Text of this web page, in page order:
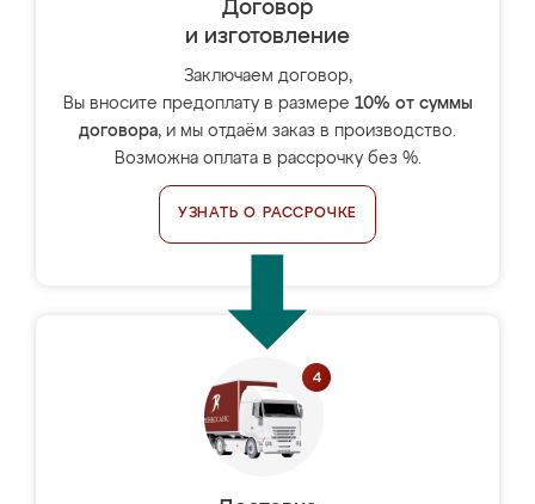
Договор
и изготовление
Заключаем договор,
Вы вносите предоплату в размере 10% от суммы
договора, и мы отдаём заказ в производство.
Возможна оплата в рассрочку без %.
УЗНАТЬ О РАССРОЧКЕ